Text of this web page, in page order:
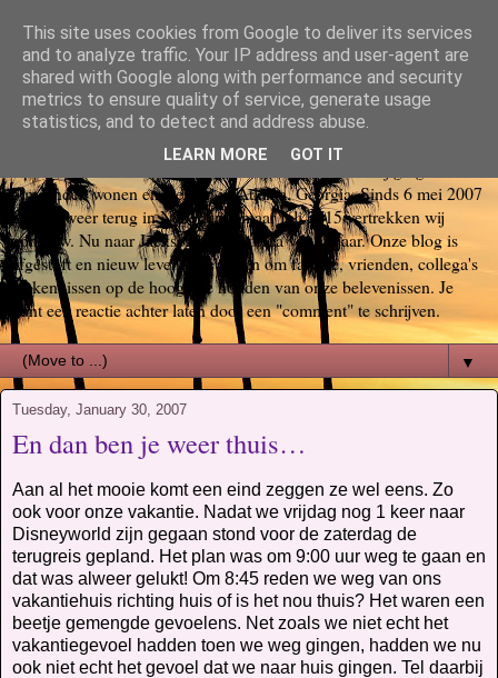
Bas, Sabina, Scott en Jill go
again USA
6 maanden wonen en werken in Atlanta, Georgia. Sinds 6 mei 2007
zijn we weer terug in Nederland, maar juli 2015 vertrekken wij
opnieuw. Nu naar Jacksonville, Florida voor 3 jaar. Onze blog is
afgestoft en nieuw leven ingeblazen om familie, vrienden, collega's
en kennissen op de hoogte te houden van onze belevenissen. Je
kunt een reactie achter laten door een "comment" te schrijven.
▼
Tuesday, January 30, 2007
En dan ben je weer thuis…
Aan al het mooie komt een eind zeggen ze wel eens. Zo
ook voor onze vakantie. Nadat we vrijdag nog 1 keer naar
Disneyworld zijn gegaan stond voor de zaterdag de
terugreis gepland. Het plan was om 9:00 uur weg te gaan en
dat was alweer gelukt! Om 8:45 reden we weg van ons
vakantiehuis richting huis of is het nou thuis? Het waren een
beetje gemengde gevoelens. Net zoals we niet echt het
vakantiegevoel hadden toen we weg gingen, hadden we nu
ook niet echt het gevoel dat we naar huis gingen. Tel daarbij
This site uses cookies from Google to deliver its services
and to analyze traffic. Your IP address and user-agent are
shared with Google along with performance and security
metrics to ensure quality of service, generate usage
statistics, and to detect and address abuse.
LEARN MORE GOT IT